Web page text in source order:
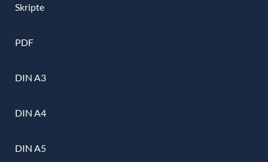
Skripte
PDF
DIN A3
DIN A4
DIN A5